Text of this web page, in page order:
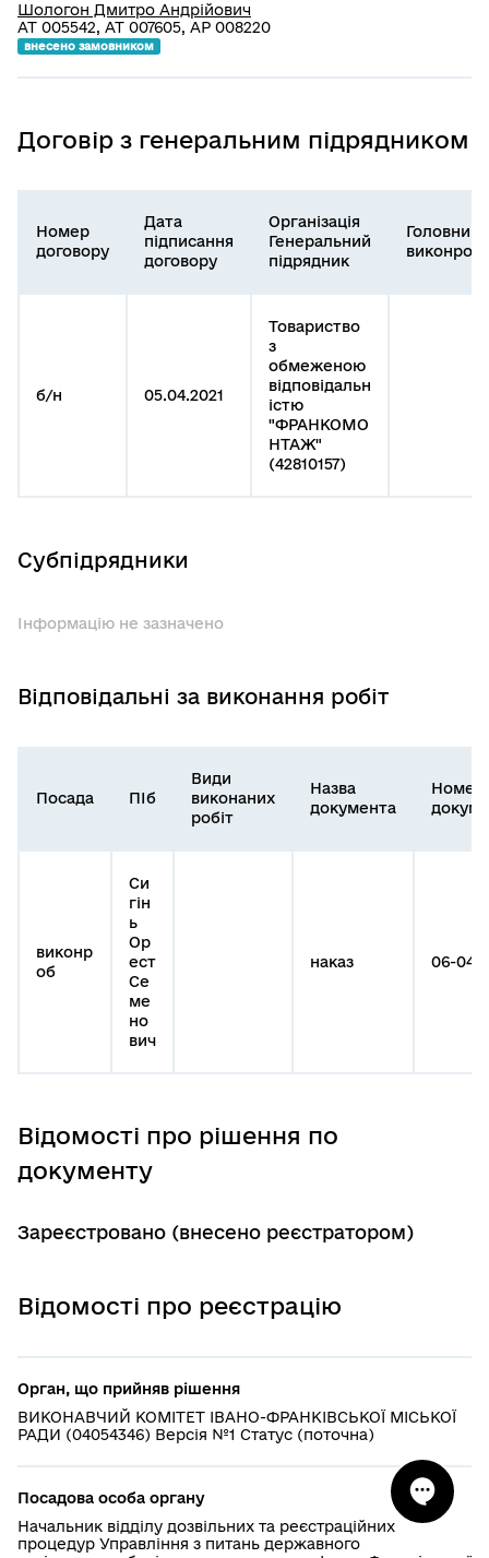
Шологон Дмитро Андрійович
АТ 005542, АТ 007605, АР 008220
внесено замовником
Договір з генеральним підрядником
Номер
договору
Дата
підписання
договору
Організація
Генеральний
підрядник
Головний
виконроб
б/н 05.04.2021
Товариство
з
обмеженою
відповідальн
істю
"ФРАНКОМО
НТАЖ"
(42810157)
Субпідрядники
Інформацію не зазначено
Відповідальні за виконання робіт
Посада ПІб
Види
виконаних
робіт
Назва
документа
Номер
виконр
об
Си
гін
ь
Ор
ест
Се
ме
но
вич
наказ 06-04-
Відомості про рішення по
документу
Зареєстровано (внесено реєстратором)
Відомості про реєстрацію
Орган, що прийняв рішення
ВИКОНАВЧИЙ КОМІТЕТ ІВАНО-ФРАНКІВСЬКОЇ МІСЬКОЇ
РАДИ (04054346) Версія №1 Статус (поточна)
Посадова особа органу
Начальник відділу дозвільних та реєстраційних
процедур Управління з питань державного